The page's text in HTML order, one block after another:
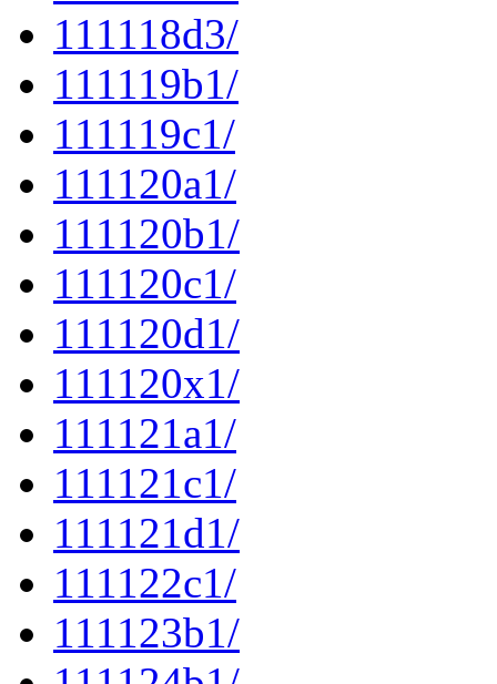
111118d3/
111119b1/
111119c1/
111120a1/
111120b1/
111120c1/
111120d1/
111120x1/
111121a1/
111121c1/
111121d1/
111122c1/
111123b1/